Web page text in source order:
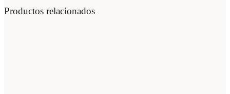
Productos relacionados